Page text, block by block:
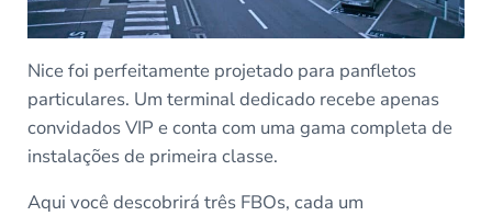
Nice foi perfeitamente projetado para panfletos
particulares. Um terminal dedicado recebe apenas
convidados VIP e conta com uma gama completa de
instalações de primeira classe.
Aqui você descobrirá três FBOs, cada um